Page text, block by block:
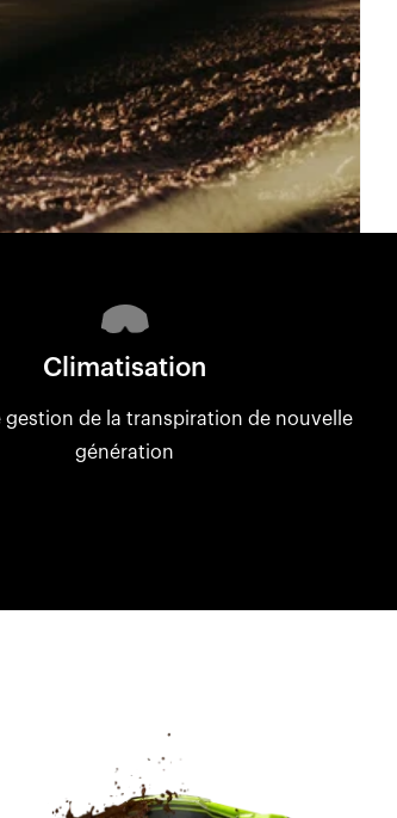
Climatisation
gestion de la transpiration de nouvelle
génération